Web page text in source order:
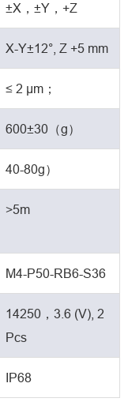
±X，±Y，+Z
X-Y±12°, Z +5 mm
≤ 2 μm；
600±30（g）
40-80g）
>5m
M4-P50-RB6-S36
14250，3.6 (V), 2
Pcs
IP68